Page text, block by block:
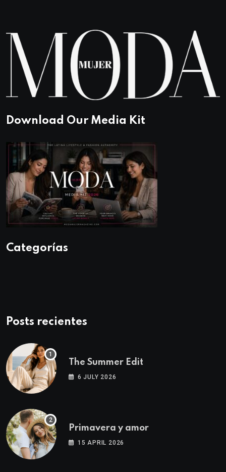
Download Our Media Kit
Categorías
Posts recientes
The Summer Edit
6 JULY 2026
Primavera y amor
15 APRIL 2026